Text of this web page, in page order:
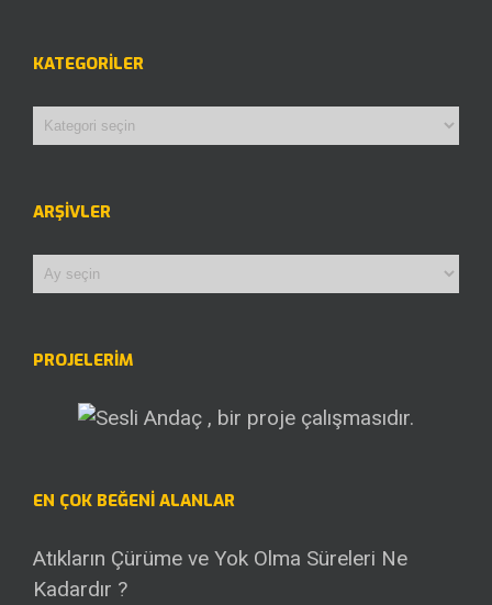
KATEGORILER
Kategoriler
ARŞIVLER
Arşivler
PROJELERİM
EN ÇOK BEĞENI ALANLAR
Atıkların Çürüme ve Yok Olma Süreleri Ne
Kadardır ?